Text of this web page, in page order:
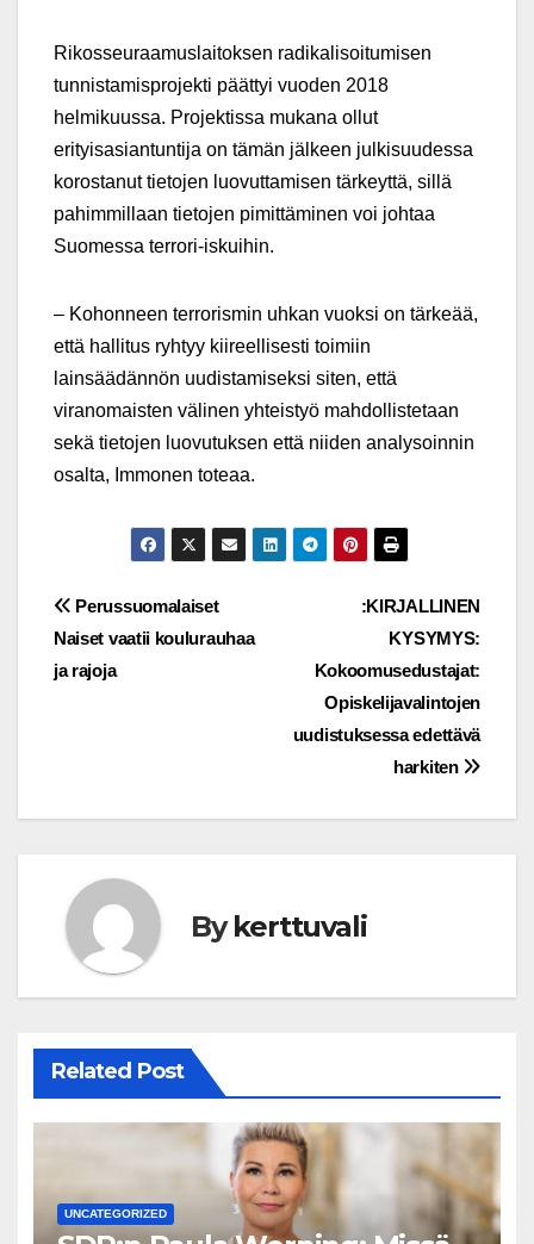
Rikosseuraamuslaitoksen radikalisoitumisen
tunnistamisprojekti päättyi vuoden 2018
helmikuussa. Projektissa mukana ollut
erityisasiantuntija on tämän jälkeen julkisuudessa
korostanut tietojen luovuttamisen tärkeyttä, sillä
pahimmillaan tietojen pimittäminen voi johtaa
Suomessa terrori-iskuihin.
– Kohonneen terrorismin uhkan vuoksi on tärkeää,
että hallitus ryhtyy kiireellisesti toimiin
lainsäädännön uudistamiseksi siten, että
viranomaisten välinen yhteistyö mahdollistetaan
sekä tietojen luovutuksen että niiden analysoinnin
osalta, Immonen toteaa.
Post
navigation
:KIRJALLINEN
KYSYMYS:
Kokoomusedustajat:
Opiskelijavalintojen
uudistuksessa edettävä
harkiten
Perussuomalaiset
Naiset vaatii koulurauhaa
ja rajoja
Bykerttuvali
Related Post
UNCATEGORIZED